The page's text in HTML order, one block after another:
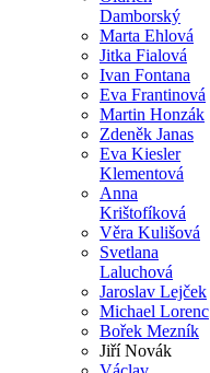
Damborský
Marta Ehlová
Jitka Fialová
Ivan Fontana
Eva Frantinová
Martin Honzák
Zdeněk Janas
Eva Kiesler
Klementová
Anna
Krištofíková
Věra Kulišová
Svetlana
Laluchová
Jaroslav Lejček
Michael Lorenc
Bořek Mezník
Jiří Novák